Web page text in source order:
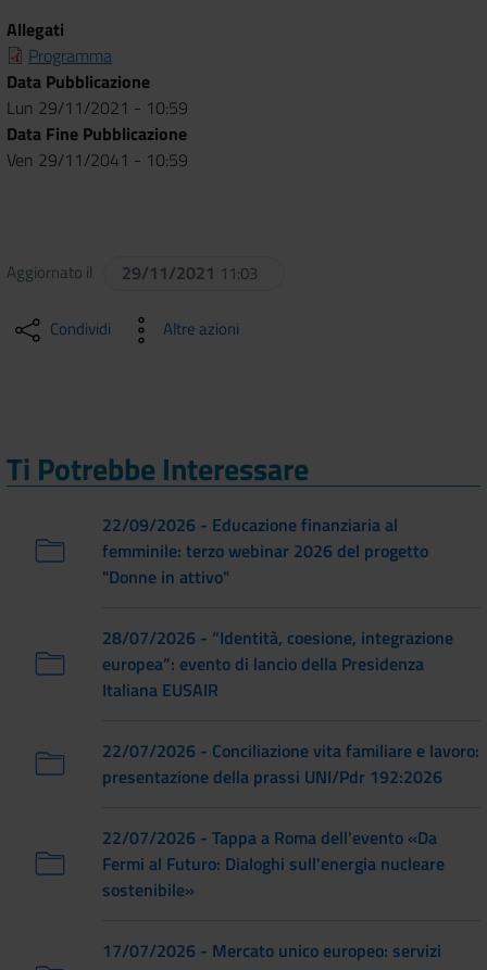
Allegati
Programma
Data Pubblicazione
Lun 29/11/2021 - 10:59
Data Fine Pubblicazione
Ven 29/11/2041 - 10:59
Aggiornato il 29/11/2021 11:03
Condividi Altre azioni
Ti Potrebbe Interessare
22/09/2026 - Educazione finanziaria al
femminile: terzo webinar 2026 del progetto
"Donne in attivo"
28/07/2026 - “Identità, coesione, integrazione
europea”: evento di lancio della Presidenza
Italiana EUSAIR
22/07/2026 - Conciliazione vita familiare e lavoro:
presentazione della prassi UNI/Pdr 192:2026
22/07/2026 - Tappa a Roma dell'evento «Da
Fermi al Futuro: Dialoghi sull'energia nucleare
sostenibile»
17/07/2026 - Mercato unico europeo: servizi